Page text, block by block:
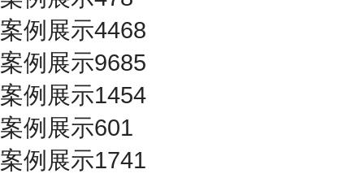
案例展示4468
案例展示9685
案例展示1454
案例展示601
案例展示1741